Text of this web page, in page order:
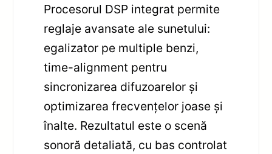
Procesorul DSP integrat permite
reglaje avansate ale sunetului:
egalizator pe multiple benzi,
time-alignment pentru
sincronizarea difuzoarelor și
optimizarea frecvențelor joase și
înalte. Rezultatul este o scenă
sonoră detaliată, cu bas controlat